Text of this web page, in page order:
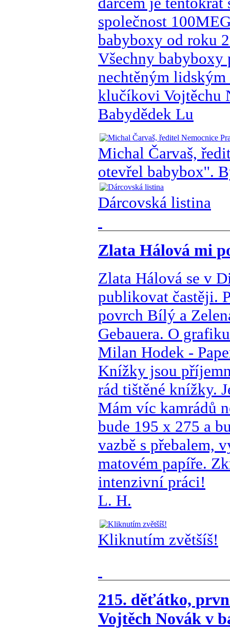
společnost
babyboxy od roku
Všechny
nechtěným
klučíkovi Vojtěchu
Babydědek Lu
Michal Čarvaš,
otevřel babybox''.
Dárcovská listina
Zlata Hálová mi
Zlata Hálová se v
publikovat častěji.
povrch Bílý a
Gebauera. O
Milan Hodek -
Knížky jsou
rád tištěné knížky.
Mám víc kamrádů
bude 195 x 275 a
vazbě s přebalem,
matovém papíře.
intenzivní práci!
L. H.
Kliknutím zvětšíš!
215. děťátko,
Vojtěch Novák v